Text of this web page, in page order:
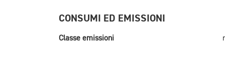
CONSUMI ED EMISSIONI
Classe emissioni